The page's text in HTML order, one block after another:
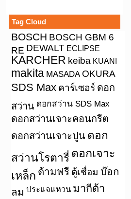
Tag Cloud
BOSCH BOSCH GBM 6
RE DEWALT ECLIPSE
KARCHER keiba KUANI
makita MASADA OKURA
SDS Max คาร์เซอร์ ดอก
สว่าน ดอกสว่าน SDS Max
ดอกสว่านเจาะคอนกรีต
ดอกสว่านเจาะปูน ดอก
สว่านโรตารี่ ดอกเจาะ
เหล็ก ด้ามฟรี ตู้เชื่อม บ๊อก
ลม ประแจแหวน มากีต้า